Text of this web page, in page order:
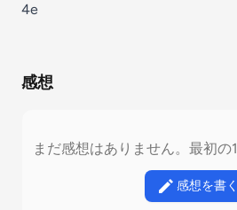
4e
感想
まだ感想はありません。最初の
感想を書く